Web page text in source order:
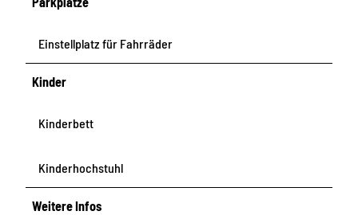
Einstellplatz für Fahrräder
Kinder
Kinderbett
Kinderhochstuhl
Weitere Infos